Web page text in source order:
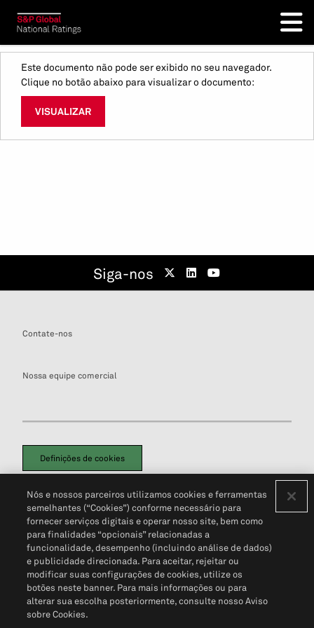
Este documento não pode ser exibido no seu navegador.
Clique no botão abaixo para visualizar o documento:
VISUALIZAR
Siga-nos
Contate-nos
Nossa equipe comercial
Definições de cookies
Política de PrivacidadePortal de privacidade do cliente (em inglês)
Não Venda Minhas Informações Pessoais© 2026 S&P Global
Nós e nossos parceiros utilizamos cookies e ferramentas
semelhantes (“Cookies”) conforme necessário para
fornecer serviços digitais e operar nosso site, bem como
para finalidades “opcionais” relacionadas a
funcionalidade, desempenho (incluindo análise de dados)
e publicidade direcionada. Para aceitar, rejeitar ou
modificar suas configurações de cookies, utilize os
botões neste banner. Para mais informações ou para
alterar sua escolha posteriormente, consulte nosso Aviso
sobre Cookies.